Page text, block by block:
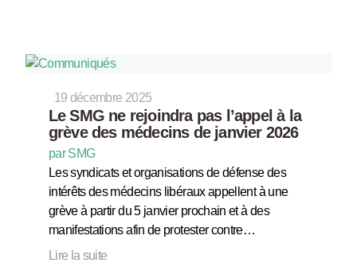
19 décembre 2025
Le SMG ne rejoindra pas l’appel à la
grève des médecins de janvier 2026
par SMG
Les syndicats et organisations de défense des
intérêts des médecins libéraux appellent à une
grève à partir du 5 janvier prochain et à des
manifestations afin de protester contre…
Lire la suite